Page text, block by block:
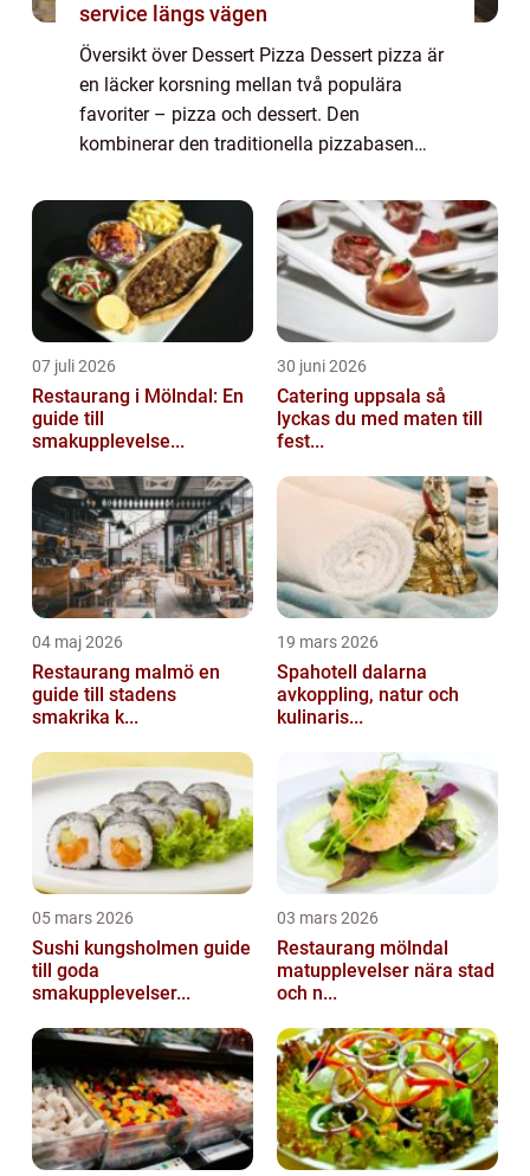
service längs vägen
Översikt över Dessert Pizza Dessert pizza är
en läcker korsning mellan två populära
favoriter – pizza och dessert. Den
kombinerar den traditionella pizzabasen
perfekt balans mellan hjärtligt och sött....
07 juli 2026
Restaurang i Mölndal: En
guide till
smakupplevelse...
30 juni 2026
Catering uppsala så
lyckas du med maten till
fest...
04 maj 2026
Restaurang malmö en
guide till stadens
smakrika k...
19 mars 2026
Spahotell dalarna
avkoppling, natur och
kulinaris...
05 mars 2026
Sushi kungsholmen guide
till goda
smakupplevelser...
03 mars 2026
Restaurang mölndal
matupplevelser nära stad
och n...